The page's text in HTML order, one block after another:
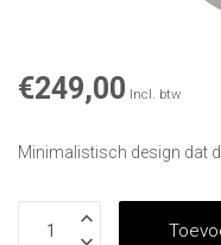
€249,00 Incl. btw
Minimalistisch design dat